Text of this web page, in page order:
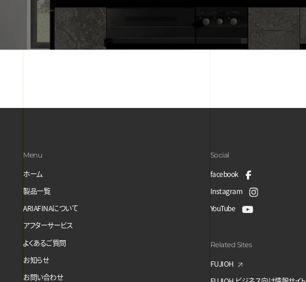
Menu
ホーム
製品一覧
ARIAFINAについて
アフターサービス
よくあるご質問
お知らせ
お問い合わせ
Social
facebook
Instagram
YouTube
Related Sites
FUJIOH